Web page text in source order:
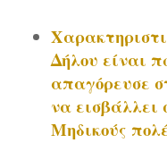
Δήλου είναι
απαγόρευσε
να εισβάλλει
Μηδικούς